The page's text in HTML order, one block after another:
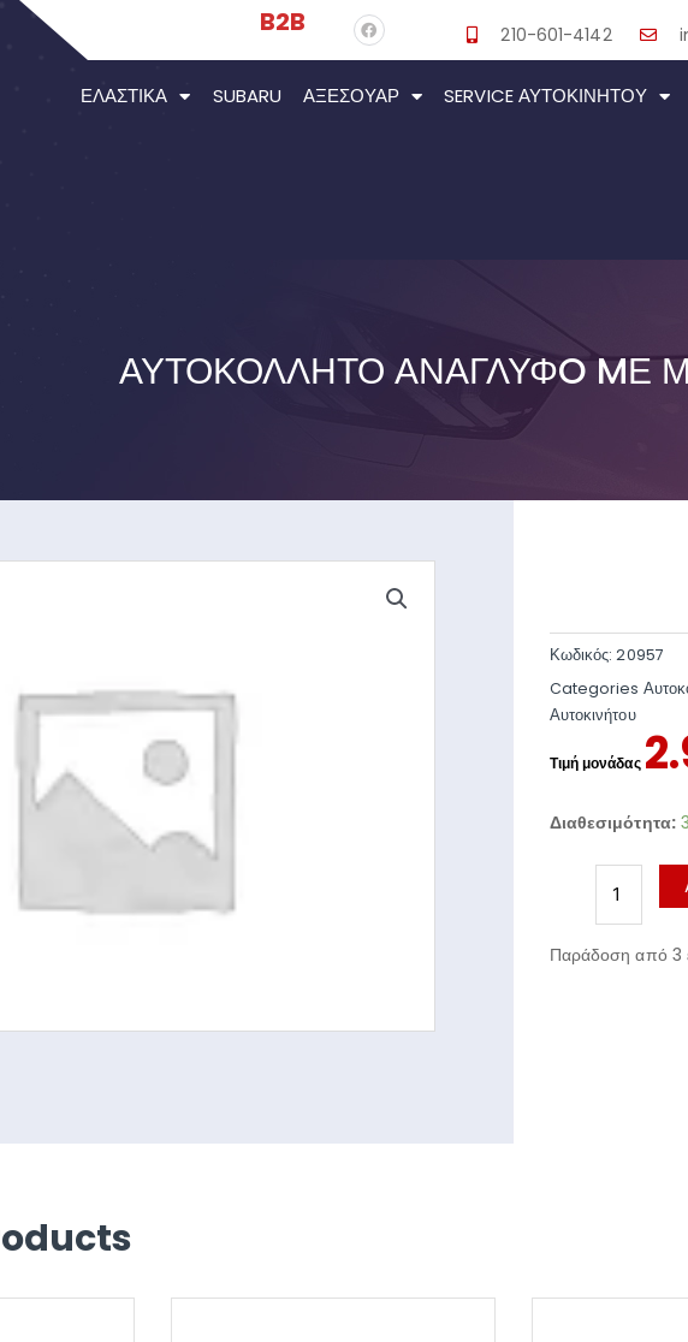
B2B 210-601-4142
ΕΛΑΣΤΙΚΆ SUBARU ΑΞΕΣΟΥΆΡ SERVICE ΑΥΤΟΚΙΝΉΤΟΥ
ΑΥΤΟΚΌΛΛΗΤΟ ΑΝΆΓΛΥΦO MΕ
Κωδικός:20957
Categories
Αυτοκινήτου
Διαθεσιμότητα:
Παράδοση από 3